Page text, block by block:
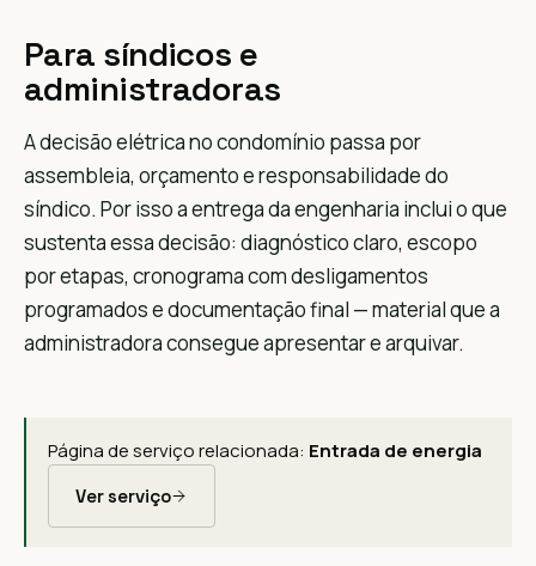
Para síndicos e
administradoras
A decisão elétrica no condomínio passa por
assembleia, orçamento e responsabilidade do
síndico. Por isso a entrega da engenharia inclui o que
sustenta essa decisão: diagnóstico claro, escopo
por etapas, cronograma com desligamentos
programados e documentação final — material que a
administradora consegue apresentar e arquivar.
Página de serviço relacionada: Entrada de energia
Ver serviço